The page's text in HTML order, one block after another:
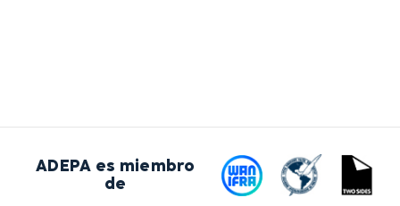
ADEPA es miembro
de